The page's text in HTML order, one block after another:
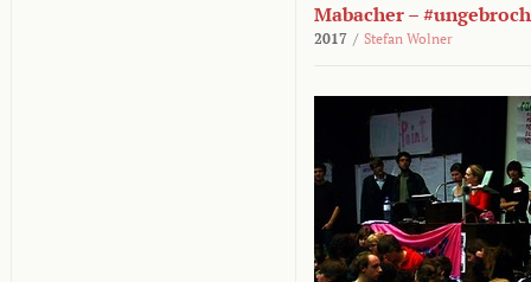
Mabacher –
2017 / Stefan Wolner